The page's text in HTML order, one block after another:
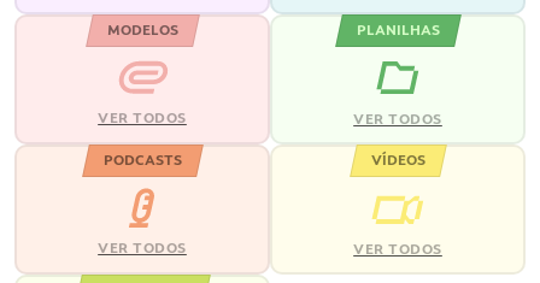
MODELOS
VER TODOS
PLANILHAS
VER TODOS
PODCASTS
VER TODOS
VÍDEOS
VER TODOS